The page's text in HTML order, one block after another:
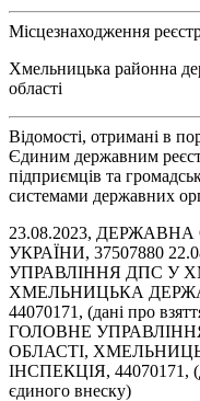
Місцезнаходження
Хмельницька районна
області
Відомості, отримані в
Єдиним державним
підприємців та
системами державних
23.08.2023,
УКРАЇНИ, 37507880
УПРАВЛІННЯ ДПС У
ХМЕЛЬНИЦЬКА
44070171, (дані про
ГОЛОВНЕ
ОБЛАСТІ,
ІНСПЕКЦІЯ, 44070171,
єдиного внеску)